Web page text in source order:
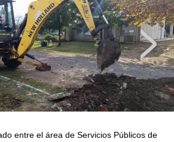
>
entre el área de Servicios Públicos de